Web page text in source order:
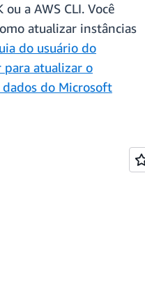
ou a AWS CLI. Você
atualizar instâncias
do usuário do
para atualizar o
do Microsoft